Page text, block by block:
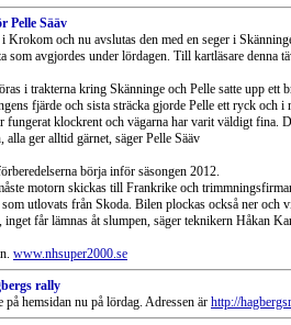
Pelle Sääv
Krokom och nu avslutas den med en seger i
som avgjordes under lördagen. Till kartläsare denna
i trakterna kring Skänninge och Pelle satte upp ett
fjärde och sista sträcka gjorde Pelle ett ryck och
fungerat klockrent och vägarna har varit väldigt fina.
ger alltid gärnet, säger Pelle Sääv
börja inför säsongen 2012.
motorn skickas till Frankrike och
utlovats från Skoda. Bilen plockas också ner
får lämnas åt slumpen, säger teknikern Håkan
www.nhsuper2000.se
rally
hemsidan nu på lördag. Adressen är http://